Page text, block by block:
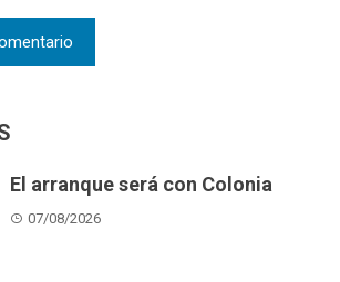
El arranque será con Colonia
07/08/2026